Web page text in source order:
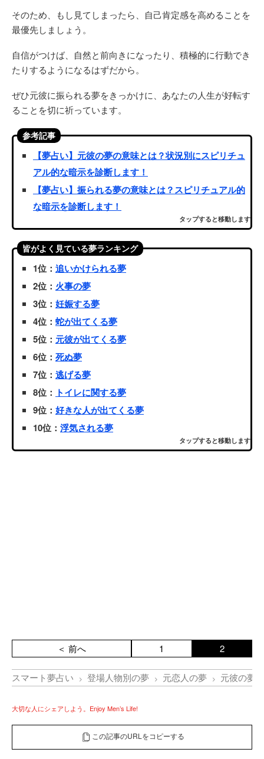
そのため、もし見てしまったら、自己肯定感を高めることを
最優先しましょう。
自信がつけば、自然と前向きになったり、積極的に行動でき
たりするようになるはずだから。
ぜひ元彼に振られる夢をきっかけに、あなたの人生が好転す
ることを切に祈っています。
参考記事
【夢占い】元彼の夢の意味とは？状況別にスピリチュ
アル的な暗示を診断します！
【夢占い】振られる夢の意味とは？スピリチュアル的
な暗示を診断します！
タップすると移動します
皆がよく見ている夢ランキング
1位： 追いかけられる夢
2位： 火事の夢
3位： 妊娠する夢
4位： 蛇が出てくる夢
5位： 元彼が出てくる夢
6位： 死ぬ夢
7位： 逃げる夢
8位： トイレに関する夢
9位： 好きな人が出てくる夢
10位： 浮気される夢
タップすると移動します
＜ 前へ 1 2
スマート夢占い 登場人物別の夢 元恋人の夢 元彼の夢
大切な人にシェアしよう。Enjoy Men’s Life!
この記事のURLをコピーする